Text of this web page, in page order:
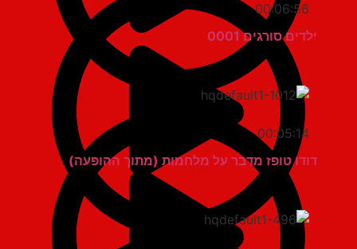
00:06:56
ילדים סורגים 0001
00:05:14
דודו טופז מדבר על מלחמות (מתוך ההופעה)